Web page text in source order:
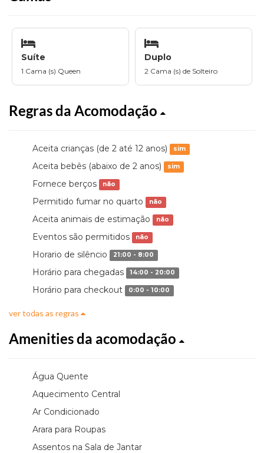
Suíte
1 Cama (s) Queen
Duplo
2 Cama (s) de Solteiro
Regras da Acomodação
Aceita crianças (de 2 até 12 anos) sim
Aceita bebês (abaixo de 2 anos) sim
Fornece berços não
Permitido fumar no quarto não
Aceita animais de estimação não
Eventos são permitidos não
Horario de silêncio 21:00 - 8:00
Horário para chegadas 14:00 - 20:00
Horário para checkout 0:00 - 10:00
ver todas as regras
Amenities da acomodação
Água Quente
Aquecimento Central
Ar Condicionado
Arara para Roupas
Assentos na Sala de Jantar